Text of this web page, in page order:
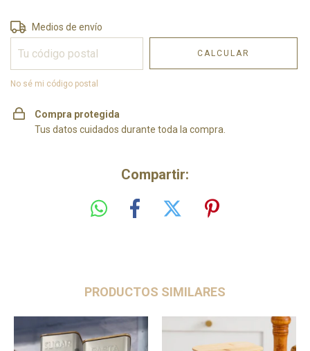
Entregas para el CP:
Medios de envío
CALCULAR
No sé mi código postal
Compra protegida
Tus datos cuidados durante toda la compra.
Compartir:
PRODUCTOS SIMILARES